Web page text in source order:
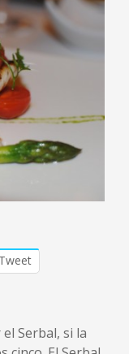
Tweet
Serbal, si la